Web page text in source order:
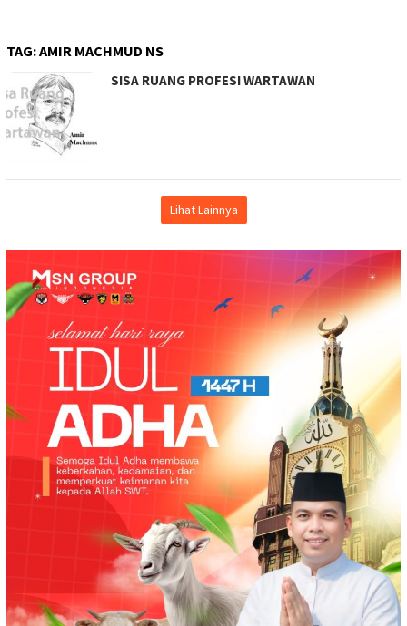
TAG:AMIR MACHMUD NS
SISA RUANG PROFESI WARTAWAN
Lihat Lainnya